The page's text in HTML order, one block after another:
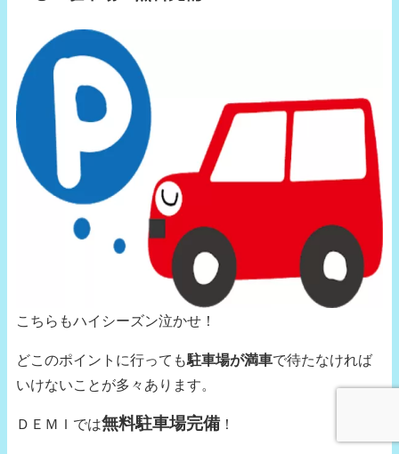
こちらもハイシーズン泣かせ！
どこのポイントに行っても駐車場が満車で待たなければ
いけないことが多々あります。
ＤＥＭＩでは無料駐車場完備 ！